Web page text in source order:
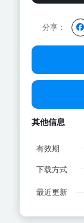
分享：
其他信息
有效期
下载方式
最近更新